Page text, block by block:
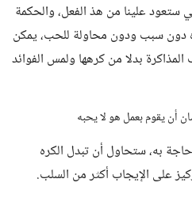
ستعود علينا من هذ الفعل، والحكمة
دون سبب ودون محاولة للحب، يمكن
بدلا من كرهها ولمس الفوائد
أن يقوم بعمل هو لا يحبه
به، ستحاول أن تبدل الكره
على الإيجاب أكثر من السلب.